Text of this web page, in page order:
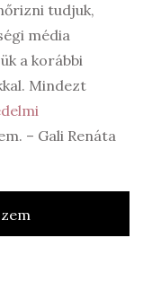
tudjuk,
média
a korábbi
Mindezt
– Gali Renáta